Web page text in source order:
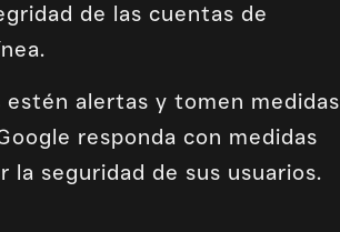
de las cuentas de
estén alertas y tomen medidas
responda con medidas
seguridad de sus usuarios.